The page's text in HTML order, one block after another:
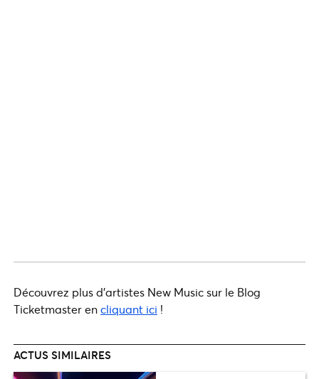
Découvrez plus d’artistes New Music sur le Blog
Ticketmaster encliquant ici !
ACTUS SIMILAIRES